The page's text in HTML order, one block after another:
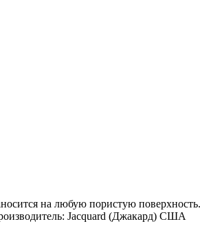
на любую пористую
Jacquard (Джакард) США